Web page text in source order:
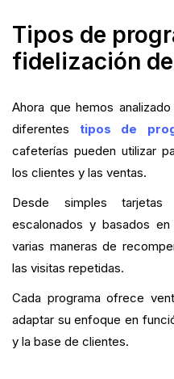
Tipos de
fidelización
Ahora que hemos
diferentes tipos de
cafeterías pueden utilizar
los clientes y las ventas.
Desde simples tarjetas
escalonados y basados
varias maneras de
las visitas repetidas.
Cada programa ofrece
adaptar su enfoque en
y la base de clientes.